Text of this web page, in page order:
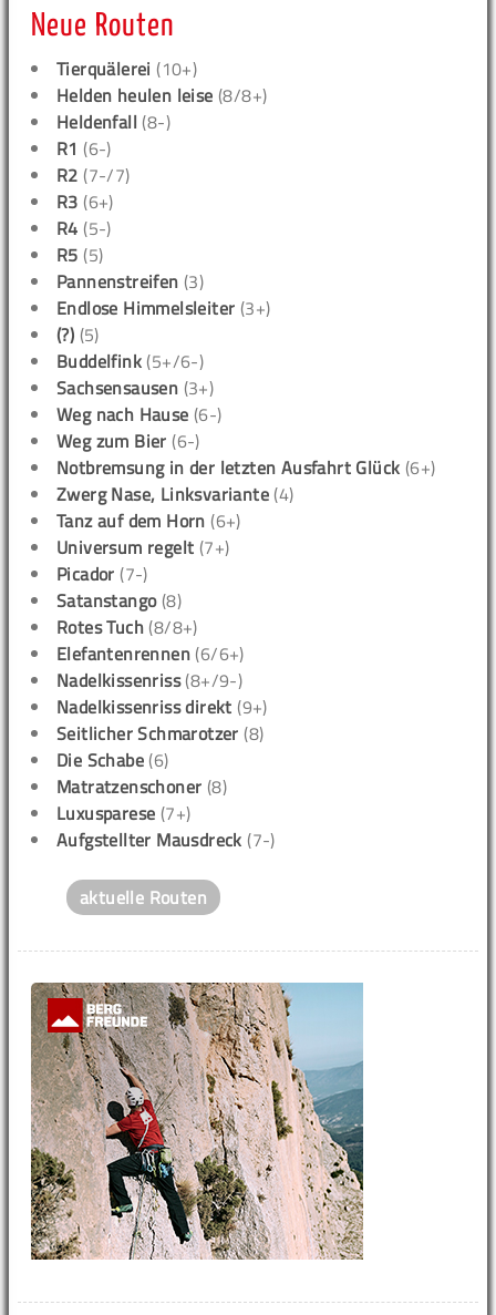
Neue Routen
Tierquälerei (10+)
Helden heulen leise (8/8+)
Heldenfall (8-)
R1 (6-)
R2 (7-/7)
R3 (6+)
R4 (5-)
R5 (5)
Pannenstreifen (3)
Endlose Himmelsleiter (3+)
(?) (5)
Buddelfink (5+/6-)
Sachsensausen (3+)
Weg nach Hause (6-)
Weg zum Bier (6-)
Notbremsung in der letzten Ausfahrt Glück (6+)
Zwerg Nase, Linksvariante (4)
Tanz auf dem Horn (6+)
Universum regelt (7+)
Picador (7-)
Satanstango(8)
Rotes Tuch (8/8+)
Elefantenrennen (6/6+)
Nadelkissenriss(8+/9-)
Nadelkissenriss direkt (9+)
Seitlicher Schmarotzer (8)
Die Schabe (6)
Matratzenschoner (8)
Luxusparese (7+)
Aufgstellter Mausdreck (7-)
aktuelle Routen